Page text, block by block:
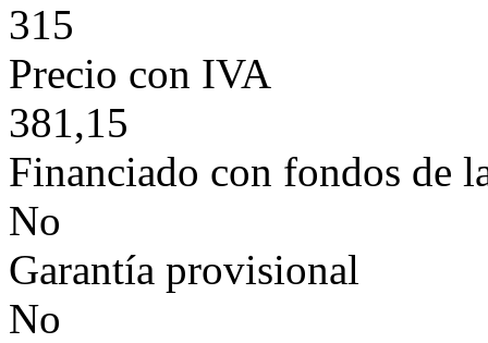
315
Precio con IVA
381,15
Financiado con fondos de
No
Garantía provisional
No